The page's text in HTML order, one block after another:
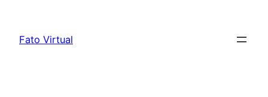
content
Fato Virtual